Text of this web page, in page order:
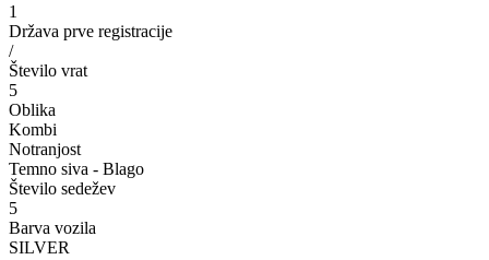
1
Država prve registracije
/
Število vrat
5
Oblika
Kombi
Notranjost
Temno siva - Blago
Število sedežev
5
Barva vozila
SILVER